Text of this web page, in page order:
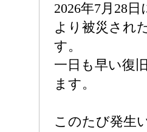
2026年7月28
より被災され
す。
一日も早い復
ます。
このたび発生